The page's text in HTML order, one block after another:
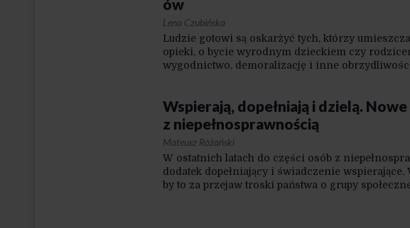
ów
Lena Czubińska
Ludzie gotowi są oskarżyć tych, którzy
opieki, o bycie wyrodnym dzieckiem czy
wygodnictwo, demoralizację i inne
Wspierają, dopełniają i dzielą.
z niepełnosprawnością
Mateusz Różański
W ostatnich latach do części osób z
dodatek dopełniający i świadczenie
by to za przejaw troski państwa o grupy